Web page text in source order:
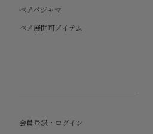
ペアパジャマ
ペア展開可アイテム
会員登録・ログイン